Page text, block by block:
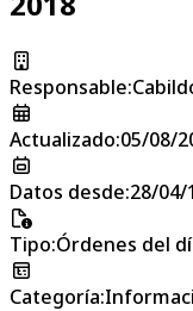
Responsable:
Actualizado:05/08/
Datos desde:28/04/
Tipo:Órdenes del
Categoría: